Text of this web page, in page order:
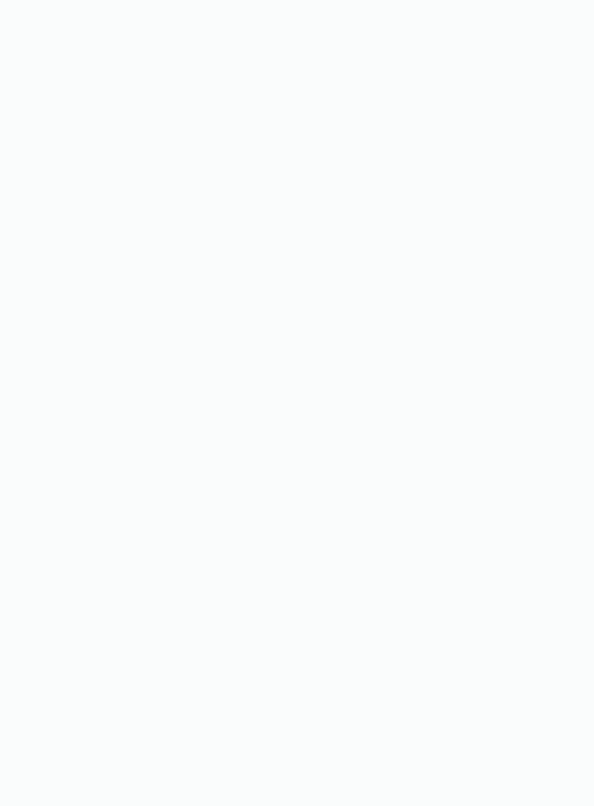
(ISMS) volgens de ISO 27001 norm.
en wizards voor alle vereiste documenten.
op het gebied van cyberbeveiliging.
automatiseren.
voor uw klanten.
onder uw eigen merknaam met behulp van het platform van Advisera's Learning